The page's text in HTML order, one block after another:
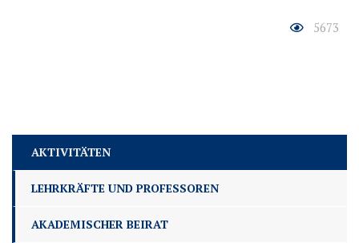
5673
AKTIVITÄTEN
LEHRKRÄFTE UND PROFESSOREN
AKADEMISCHER BEIRAT